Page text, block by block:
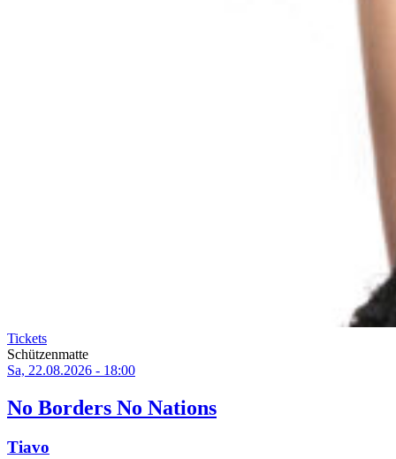
Tickets
Schützenmatte
Sa, 22.08.2026 - 18:00
No Borders No Nations
Tiavo